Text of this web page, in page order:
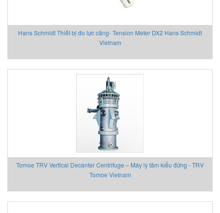
Hans Schmidt Thiết bị đo lực căng- Tension Meter DX2 Hans Schmidt
Vietnam
Tomoe TRV Vertical Decanter Centrifuge – Máy ly tâm kiểu đứng - TRV
Tomoe Vietnam